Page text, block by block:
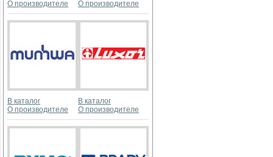
О производителе
О производителе
В каталог
О производителе
В каталог
О производителе